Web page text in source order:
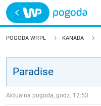
Trwa ładowanie
POLSKA
POGODA WP.PL KANADA
Aktualna pogoda, godz. 12:53